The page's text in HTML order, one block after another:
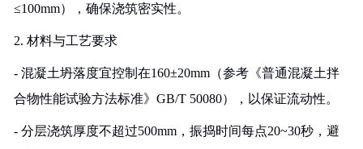
≤100mm），确保浇筑密实性。
2. 材料与工艺要求
- 混凝土坍落度宜控制在160±20mm（参考《普通混凝土拌
合物性能试验方法标准》GB/T 50080），以保证流动性。
- 分层浇筑厚度不超过500mm，振捣时间每点20~30秒，避